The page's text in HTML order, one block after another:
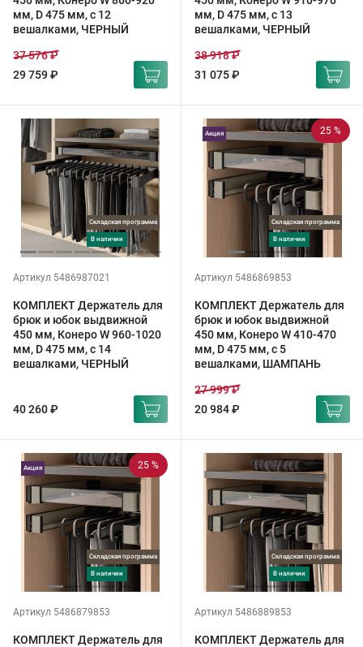
мм, D 475 мм, с 12
вешалками, ЧЕРНЫЙ
29 759 ₽
37 576 ₽
мм, D 475 мм, с 13
вешалками, ЧЕРНЫЙ
31 075 ₽
38 918 ₽
Складская программа
в наличии
Артикул 5486987021
КОМПЛЕКТ Держатель для
брюк и юбок выдвижной
450 мм, Конеро W 960-1020
мм, D 475 мм, с 14
вешалками, ЧЕРНЫЙ
40 260 ₽
25 %
Складская программа
в наличии
Акция
Артикул 5486869853
КОМПЛЕКТ Держатель для
брюк и юбок выдвижной
450 мм, Конеро W 410-470
мм, D 475 мм, с 5
вешалками, ШАМПАНЬ
20 984 ₽
27 999 ₽
25 %
Складская программа
в наличии
Акция
Артикул 5486879853
КОМПЛЕКТ Держатель для
Складская программа
в наличии
Артикул 5486889853
КОМПЛЕКТ Держатель для